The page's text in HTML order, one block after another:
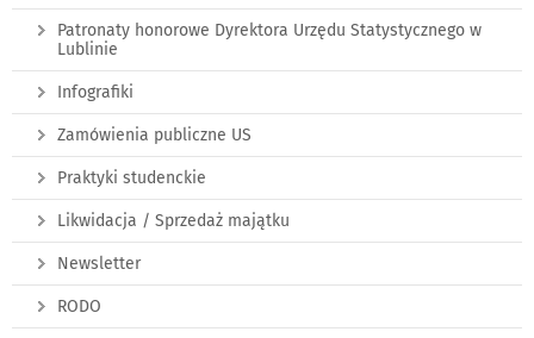
Patronaty honorowe Dyrektora Urzędu Statystycznego w
Lublinie
Infografiki
Zamówienia publiczne US
Praktyki studenckie
Likwidacja / Sprzedaż majątku
Newsletter
RODO